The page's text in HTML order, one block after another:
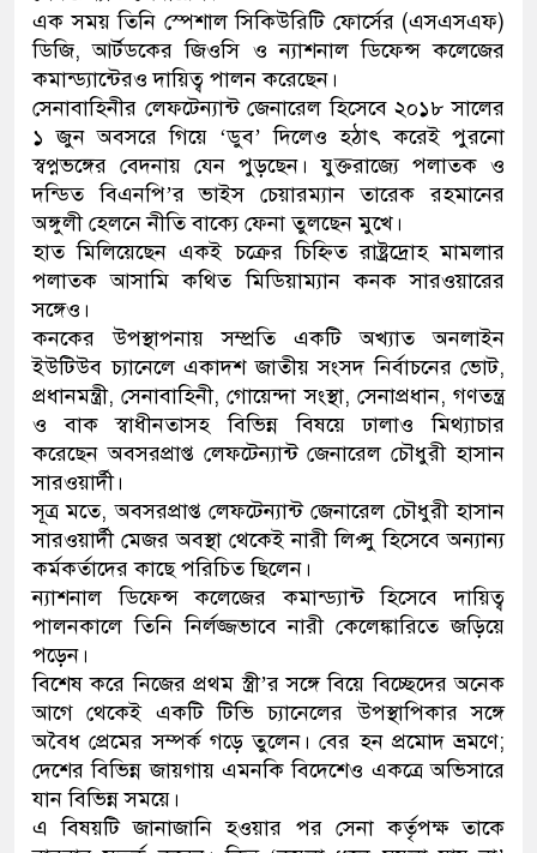
এক সময় তিনি স্পেশাল সিকিউরিটি ফোর্সের (এসএসএফ)
ডিজি, আর্টডকের জিওসি ও ন্যাশনাল ডিফেন্স কলেজের
কমান্ড্যান্টেরও দায়িত্ব পালন করেছেন।
সেনাবাহিনীর লেফটেন্যান্ট জেনারেল হিসেবে ২০১৮ সালের
১ জুন অবসরে গিয়ে ‘ডুব’ দিলেও হঠাৎ করেই পুরনো
স্বপ্নভঙ্গের বেদনায় যেন পুড়ছেন। যুক্তরাজ্যে পলাতক ও
দন্ডিত বিএনপি’র ভাইস চেয়ারম্যান তারেক রহমানের
অঙ্গুলী হেলনে নীতি বাক্যে ফেনা তুলছেন মুখে।
হাত মিলিয়েছেন একই চক্রের চিহ্নিত রাষ্ট্রদ্রোহ মামলার
পলাতক আসামি কথিত মিডিয়াম্যান কনক সারওয়ারের
সঙ্গেও।
কনকের উপস্থাপনায় সম্প্রতি একটি অখ্যাত অনলাইন
ইউটিউব চ্যানেলে একাদশ জাতীয় সংসদ নির্বাচনের ভোট,
প্রধানমন্ত্রী, সেনাবাহিনী, গোয়েন্দা সংস্থা, সেনাপ্রধান, গণতন্ত্র
ও বাক স্বাধীনতাসহ বিভিন্ন বিষয়ে ঢালাও মিথ্যাচার
করেছেন অবসরপ্রাপ্ত লেফটেন্যান্ট জেনারেল চৌধুরী হাসান
সারওয়ার্দী।
সূত্র মতে, অবসরপ্রাপ্ত লেফটেন্যান্ট জেনারেল চৌধুরী হাসান
সারওয়ার্দী মেজর অবস্থা থেকেই নারী লিপ্সু হিসেবে অন্যান্য
কর্মকর্তাদের কাছে পরিচিত ছিলেন।
ন্যাশনাল ডিফেন্স কলেজের কমান্ড্যান্ট হিসেবে দায়িত্ব
পালনকালে তিনি নির্লজ্জভাবে নারী কেলেঙ্কারিতে জড়িয়ে
পড়েন।
বিশেষ করে নিজের প্রথম স্ত্রী’র সঙ্গে বিয়ে বিচ্ছেদের অনেক
আগে থেকেই একটি টিভি চ্যানেলের উপস্থাপিকার সঙ্গে
অবৈধ প্রেমের সম্পর্ক গড়ে তুলেন। বের হন প্রমোদ ভ্রমণে;
দেশের বিভিন্ন জায়গায় এমনকি বিদেশেও একত্রে অভিসারে
যান বিভিন্ন সময়ে।
এ বিষয়টি জানাজানি হওয়ার পর সেনা কর্তৃপক্ষ তাকে